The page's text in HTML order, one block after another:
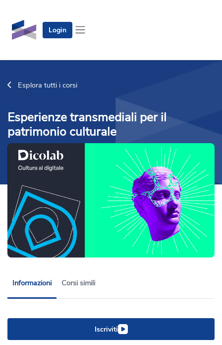
Login
Esplora tutti i corsi
Esperienze transmediali per il
patrimonio culturale
Informazioni Corsi simili
Iscriviti